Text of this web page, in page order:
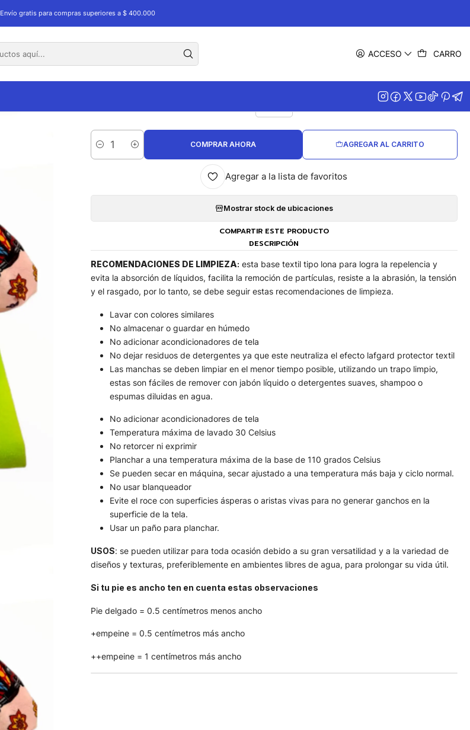
ACCESO CARRO
Envío gratis para compras superiores a $ 400.000
Zapato Pera D.K Rosado Flores
Cantidad
AGREGAR AL CARRITO
COMPRAR AHORA
Agregar a la lista de favoritos
Mostrar stock de ubicaciones
COMPARTIR ESTE PRODUCTO
DESCRIPCIÓN
RECOMENDACIONES DE LIMPIEZA: esta base textil tipo lona para logra la repelencia y
evita la absorción de líquidos, facilita la remoción de partículas, resiste a la abrasión, la tensión
y el rasgado, por lo tanto, se debe seguir estas recomendaciones de limpieza.
Lavar con colores similares
No almacenar o guardar en húmedo
No adicionar acondicionadores de tela
No dejar residuos de detergentes ya que este neutraliza el efecto lafgard protector textil
Las manchas se deben limpiar en el menor tiempo posible, utilizando un trapo limpio,
estas son fáciles de remover con jabón líquido o detergentes suaves, shampoo o
espumas diluidas en agua.
No adicionar acondicionadores de tela
Temperatura máxima de lavado 30 Celsius
No retorcer ni exprimir
Planchar a una temperatura máxima de la base de 110 grados Celsius
Se pueden secar en máquina, secar ajustado a una temperatura más baja y ciclo normal.
No usar blanqueador
Evite el roce con superficies ásperas o aristas vivas para no generar ganchos en la
superficie de la tela.
Usar un paño para planchar.
USOS: se pueden utilizar para toda ocasión debido a su gran versatilidad y a la variedad de
diseños y texturas, preferiblemente en ambientes libres de agua, para prolongar su vida útil.
Si tu pie es ancho ten en cuenta estas observaciones
Pie delgado = 0.5 centímetros menos ancho
+empeine = 0.5 centímetros más ancho
++empeine = 1 centímetros más ancho